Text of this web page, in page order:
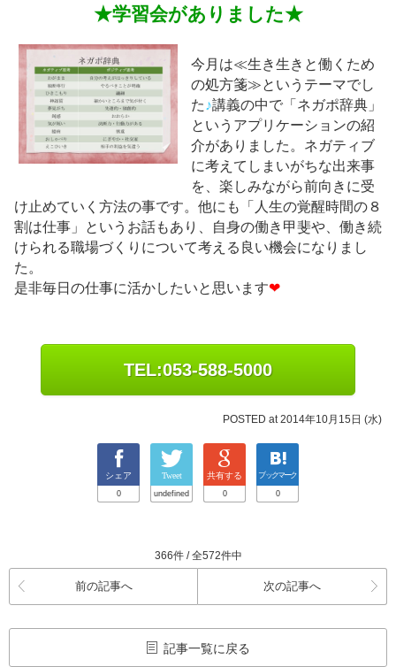
★学習会がありました★
今月は≪生き生きと働くため
の処方箋≫というテーマでし
た♪講義の中で「ネガポ辞典」
というアプリケーションの紹
介がありました。ネガティブ
に考えてしまいがちな出来事
を、楽しみながら前向きに受
け止めていく方法の事です。他にも「人生の覚醒時間の８
割は仕事」というお話もあり、自身の働き甲斐や、働き続
けられる職場づくりについて考える良い機会になりまし
た。
是非毎日の仕事に活かしたいと思います❤
TEL:053-588-5000
POSTED at 2014年10月15日 (水)
シェア
0
Tweet
undefined
共有する
0
ブックマーク
0
366件 / 全572件中
前の記事へ 次の記事へ
記事一覧に戻る